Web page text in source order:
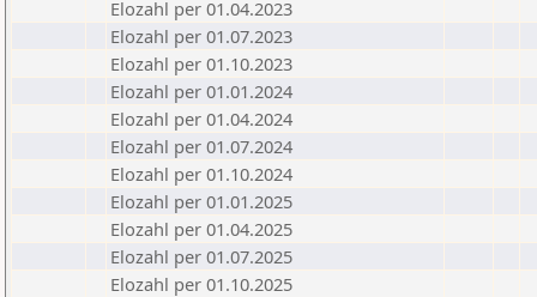
Elozahl per 01.04.2023
Elozahl per 01.07.2023
Elozahl per 01.10.2023
Elozahl per 01.01.2024
Elozahl per 01.04.2024
Elozahl per 01.07.2024
Elozahl per 01.10.2024
Elozahl per 01.01.2025
Elozahl per 01.04.2025
Elozahl per 01.07.2025
Elozahl per 01.10.2025